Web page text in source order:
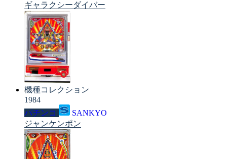
ギャラクシーダイバー
機種コレクション
1984
パチンコ
SANKYO
ジャンケンポン